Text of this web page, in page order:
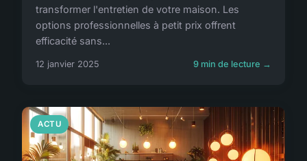
transformer l'entretien de votre maison. Les
options professionnelles à petit prix offrent
efficacité sans...
12 janvier 2025 9 min de lecture →
ACTU